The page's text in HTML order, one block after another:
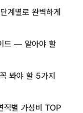
계별로 완벽하게
드 — 알아야 할
봐야 할 5가지
별 가성비 TOP